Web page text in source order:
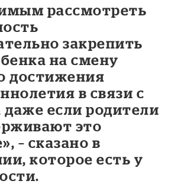
рассмотреть
закрепить
на смену
достижения
в связи с
даже если родители
это
– сказано в
которое есть у